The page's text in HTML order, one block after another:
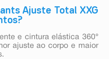
Ajuste Total XXG
e cintura elástica 360°
ajuste ao corpo e maior